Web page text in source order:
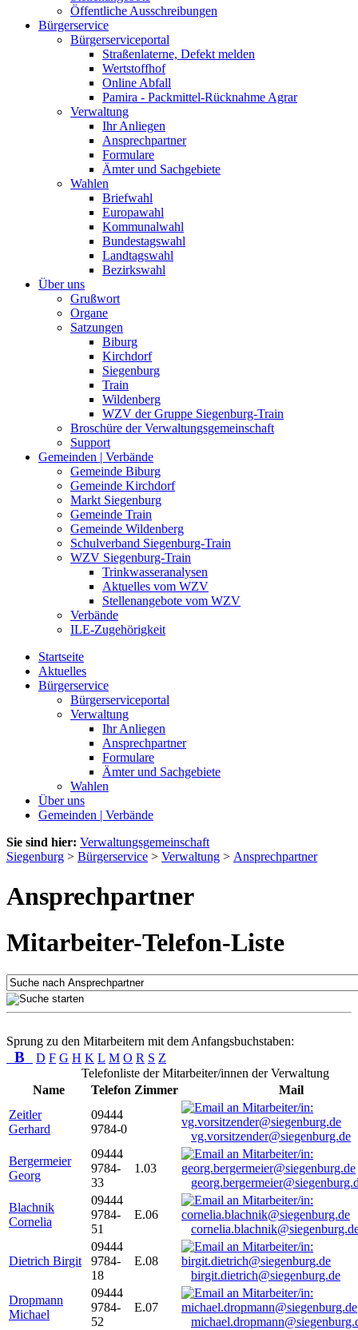
Öffentliche Ausschreibungen
Bürgerservice
Bürgerserviceportal
Straßenlaterne, Defekt melden
Wertstoffhof
Online Abfall
Pamira - Packmittel-Rücknahme Agrar
Verwaltung
Ihr Anliegen
Ansprechpartner
Formulare
Ämter und Sachgebiete
Wahlen
Briefwahl
Europawahl
Kommunalwahl
Bundestagswahl
Landtagswahl
Bezirkswahl
Über uns
Grußwort
Organe
Satzungen
Biburg
Kirchdorf
Siegenburg
Train
Wildenberg
WZV der Gruppe Siegenburg-Train
Broschüre der Verwaltungsgemeinschaft
Support
Gemeinden | Verbände
Gemeinde Biburg
Gemeinde Kirchdorf
Markt Siegenburg
Gemeinde Train
Gemeinde Wildenberg
Schulverband Siegenburg-Train
WZV Siegenburg-Train
Trinkwasseranalysen
Aktuelles vom WZV
Stellenangebote vom WZV
Verbände
ILE-Zugehörigkeit
Startseite
Aktuelles
Bürgerservice
Bürgerserviceportal
Verwaltung
Ihr Anliegen
Ansprechpartner
Formulare
Ämter und Sachgebiete
Wahlen
Über uns
Gemeinden | Verbände
Sie sind hier: Verwaltungsgemeinschaft
Siegenburg > Bürgerservice > Verwaltung > Ansprechpartner
Ansprechpartner
Mitarbeiter-Telefon-Liste
Sprung zu den Mitarbeitern mit dem Anfangsbuchstaben:
B D F G H K L M O R S Z
Telefonliste der Mitarbeiter/innen der Verwaltung
Name
Telefon Zimmer
Mail
Zeitler
Gerhard
09444
9784-0
vg.vorsitzender@siegenburg.de
Bergermeier
Georg
09444
9784-
33
1.03
Blachnik
Cornelia
09444
9784-
51
E.06
Dietrich Birgit
09444
9784-
18
E.08
birgit.dietrich@siegenburg.de
Dropmann
Michael
09444
9784-
52
E.07